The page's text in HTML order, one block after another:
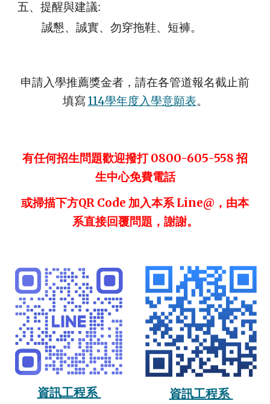
五、提醒與建議:
誠懇、誠實、勿穿拖鞋、短褲。
申請入學推薦獎金者，請在各管道報名截止前
填寫 114學年度入學意願表。
有任何招生問題歡迎撥打 0800-605-558 招
生中心免費電話
或掃描下方QR Code 加入本系 Line@，由本
系直接回覆問題，謝謝。
資訊工程系 資訊工程系